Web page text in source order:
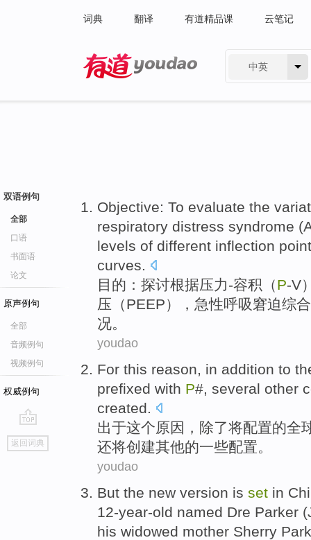
词典 翻译 有道精品课 云笔记
中英
双语例句
全部
口语
书面语
论文
原声例句
全部
音频例句
视频例句
权威例句
go
top
返回词典
Objective: To evaluate the
respiratory distress syndrome (
levels of different inflection
curves.
目的 ： 探讨根据压力-容积 （P-V
压（PEEP）， 急性呼吸窘迫综
况。
youdao
For this reason, in addition to
prefixed with P#, several other
created.
出于这个原因 ， 除了将配置的全
还将创建其他的一些配置。
youdao
But the new version is set in
12-year-old named Dre Parker
his widowed mother Sherry